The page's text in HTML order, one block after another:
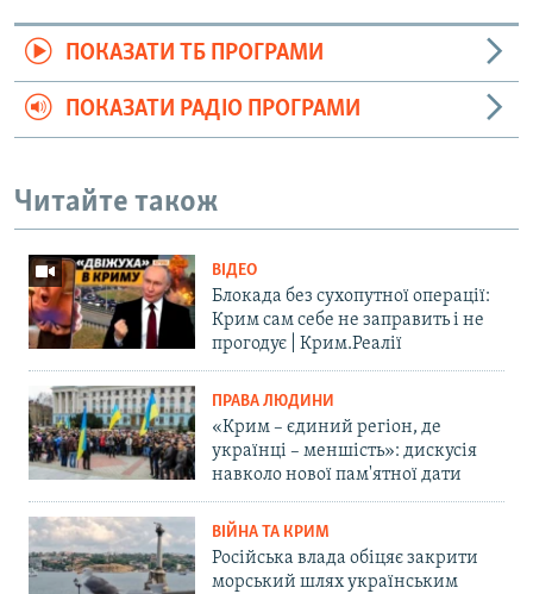
ПОКАЗАТИ ТБ ПРОГРАМИ
ПОКАЗАТИ РАДІО ПРОГРАМИ
Читайте також
ВІДЕО
Блокада без сухопутної операції:
Крим сам себе не заправить і не
прогодує | Крим.Реалії
ПРАВА ЛЮДИНИ
«Крим – єдиний регіон, де
українці – меншість»: дискусія
навколо нової пам'ятної дати
ВІЙНА ТА КРИМ
Російська влада обіцяє закрити
морський шлях українським